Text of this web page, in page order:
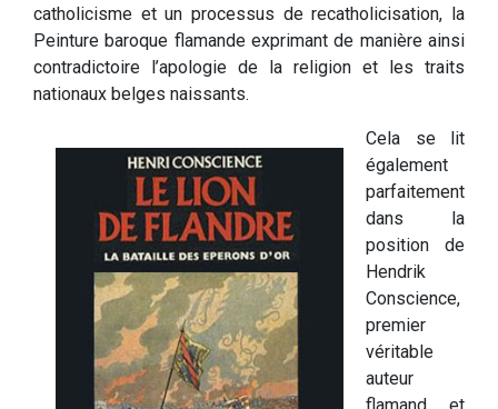
catholicisme et un processus de recatholicisation, la
Peinture baroque flamande exprimant de manière ainsi
contradictoire l’apologie de la religion et les traits
nationaux belges naissants.
Cela se lit
également
parfaitement
dans la
position de
Hendrik
Conscience,
premier
véritable
auteur